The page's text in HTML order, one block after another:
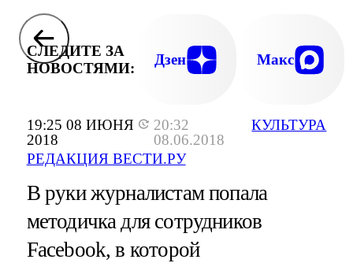
19:25 08 ИЮНЯ
2018
20:32
08.06.2018
РЕДАКЦИЯ ВЕСТИ.РУ
КУЛЬТУРА
СЛЕДИТЕ ЗА
НОВОСТЯМИ:
Дзен Макс
В руки журналистам попала
методичка для сотрудников
Facebook, в которой